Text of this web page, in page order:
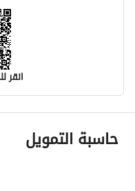
انقر
معلومات مسؤول
اسم المسؤول
حاسبة التمويل